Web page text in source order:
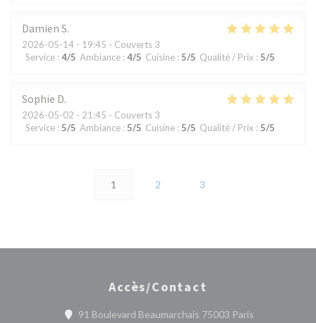
Damien S
2026-05-14 - 19:45 - Couverts 3
Service : 4/5 Ambiance : 4/5 Cuisine : 5/5 Qualité / Prix : 5/5
Sophie D
2026-05-02 - 21:45 - Couverts 3
Service : 5/5 Ambiance : 5/5 Cuisine : 5/5 Qualité / Prix : 5/5
1 2 3
Accès/Contact
91 Boulevard Beaumarchais 75003 Paris